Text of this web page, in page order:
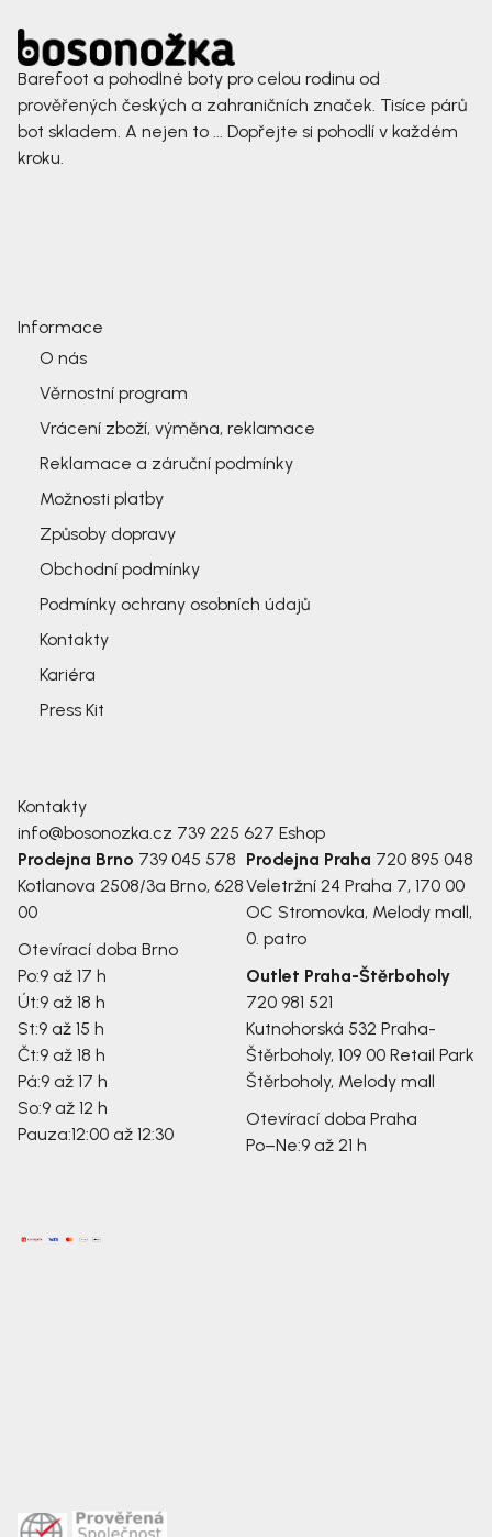
Barefoot a pohodlné boty pro celou rodinu od
prověřených českých a zahraničních značek. Tisíce párů
bot skladem. A nejen to ... Dopřejte si pohodlí v každém
kroku.
Informace
O nás
Věrnostní program
Vrácení zboží, výměna, reklamace
Reklamace a záruční podmínky
Možnosti platby
Způsoby dopravy
Obchodní podmínky
Podmínky ochrany osobních údajů
Kontakty
Kariéra
Press Kit
Kontakty
info@bosonozka.cz 739 225 627 Eshop
Prodejna Brno 739 045 578
Kotlanova 2508/3a Brno, 628
00
Otevírací doba Brno
Po:9 až 17 h
Út:9 až 18 h
St:9 až 15 h
Čt:9 až 18 h
Pá:9 až 17 h
So:9 až 12 h
Pauza:12:00 až 12:30
Prodejna Praha 720 895 048
Veletržní 24 Praha 7, 170 00
OC Stromovka, Melody mall,
0. patro
Outlet Praha-Štěrboholy
720 981 521
Kutnohorská 532 Praha-
Štěrboholy, 109 00 Retail Park
Štěrboholy, Melody mall
Otevírací doba Praha
Po–Ne:9 až 21 h